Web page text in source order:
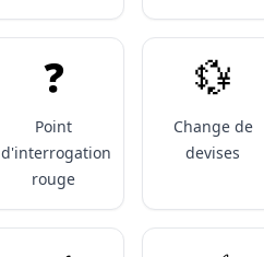
❓️
Point
d'interrogation
rouge
💱
Change de
devises